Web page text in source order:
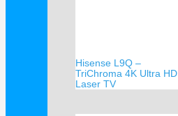
Hisense L9Q –
TriChroma 4K Ultra HD
Laser TV